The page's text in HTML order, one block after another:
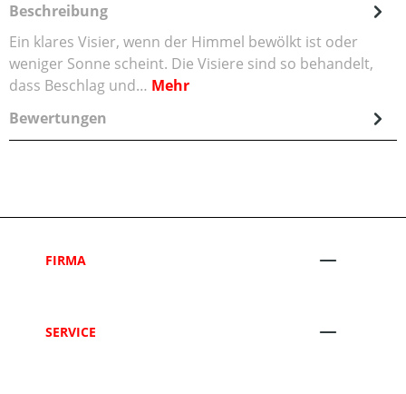
Beschreibung
Ein klares Visier, wenn der Himmel bewölkt ist oder
weniger Sonne scheint. Die Visiere sind so behandelt,
dass Beschlag und… Mehr
Bewertungen
FIRMA
SERVICE